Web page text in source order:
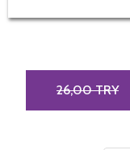
26,00 TRY